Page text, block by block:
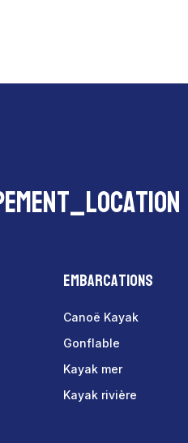
Embarcations
Canoë Kayak
Gonflable
Kayak mer
Kayak rivière